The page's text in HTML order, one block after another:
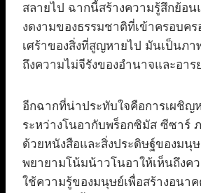
สลายไป ฉากนี้สร้างความรู้สึกย้อน
งดงามของธรรมชาติที่เข้าครอบค
เศร้าของสิ่งที่สูญหายไป มันเป็นภา
ถึงความไม่จีรังของอำนาจและอาร
อีกฉากที่น่าประทับใจคือการเผชิญ
ระหว่างโนอากับพร็อกซิมัส ซีซาร์
ด้วยหนังสือและสิ่งประดิษฐ์ของมนุ
พยายามโน้มน้าวโนอาให้เห็นถึงค
ใช้ความรู้ของมนุษย์เพื่อสร้างอนา